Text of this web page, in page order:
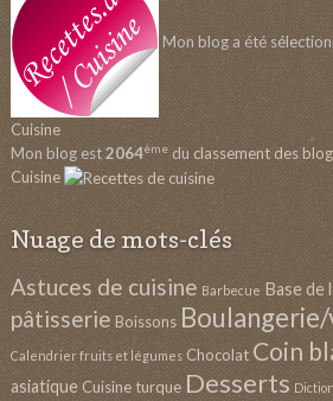
Mon blog a été
Cuisine
Mon blog est2064èmedu classement des
Cuisine
Nuage de mots-clés
Astuces de cuisine Barbecue Base de
pâtisserie Boissons
Calendrier fruits et légumes Chocolat Coin
asiatique Cuisine turque Desserts